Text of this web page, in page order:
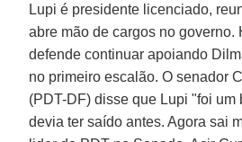
Lupi é presidente licenciado,
abre mão de cargos no governo.
defende continuar apoiando
no primeiro escalão. O senador
(PDT-DF) disse que Lupi "foi um
devia ter saído antes. Agora sai